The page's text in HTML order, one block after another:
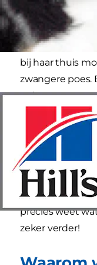
heeft jarenlang
katten en
te zetten. Het
bij haar thuis
zwangere poes.
geboren waren,
"Het waren zes
schattiger dan
enorm veel
Wil jij graag
of katten, maar
precies weet
zeker verder!